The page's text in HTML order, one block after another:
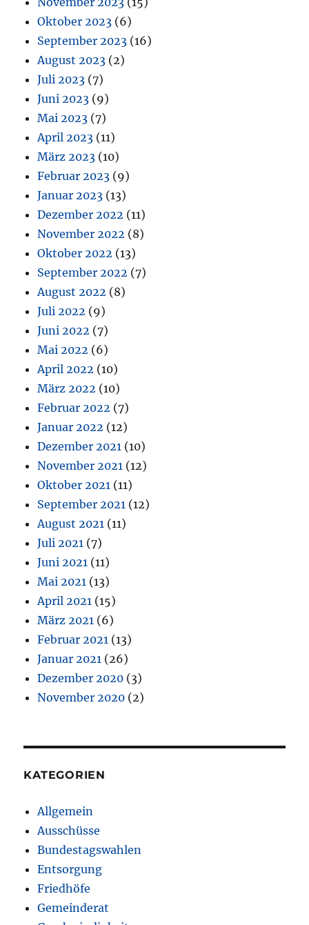
Oktober 2023 (6)
September 2023 (16)
August 2023 (2)
Juli 2023 (7)
Juni 2023 (9)
Mai 2023 (7)
April 2023 (11)
März 2023 (10)
Februar 2023 (9)
Januar 2023 (13)
Dezember 2022 (11)
November 2022 (8)
Oktober 2022 (13)
September 2022 (7)
August 2022 (8)
Juli 2022 (9)
Juni 2022 (7)
Mai 2022 (6)
April 2022 (10)
März 2022 (10)
Februar 2022 (7)
Januar 2022 (12)
Dezember 2021 (10)
November 2021 (12)
Oktober 2021 (11)
September 2021 (12)
August 2021 (11)
Juli 2021 (7)
Juni 2021 (11)
Mai 2021 (13)
April 2021 (15)
März 2021 (6)
Februar 2021 (13)
Januar 2021 (26)
Dezember 2020 (3)
November 2020 (2)
KATEGORIEN
Allgemein
Ausschüsse
Bundestagswahlen
Entsorgung
Friedhöfe
Gemeinderat